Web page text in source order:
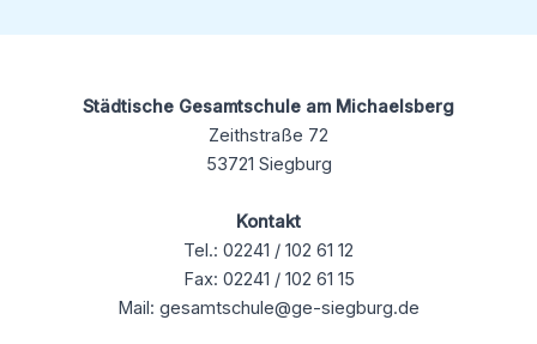
Städtische Gesamtschule am Michaelsberg
Zeithstraße 72
53721 Siegburg
Kontakt
Tel.: 02241 / 102 61 12
Fax: 02241 / 102 61 15
Mail: gesamtschule@ge-siegburg.de